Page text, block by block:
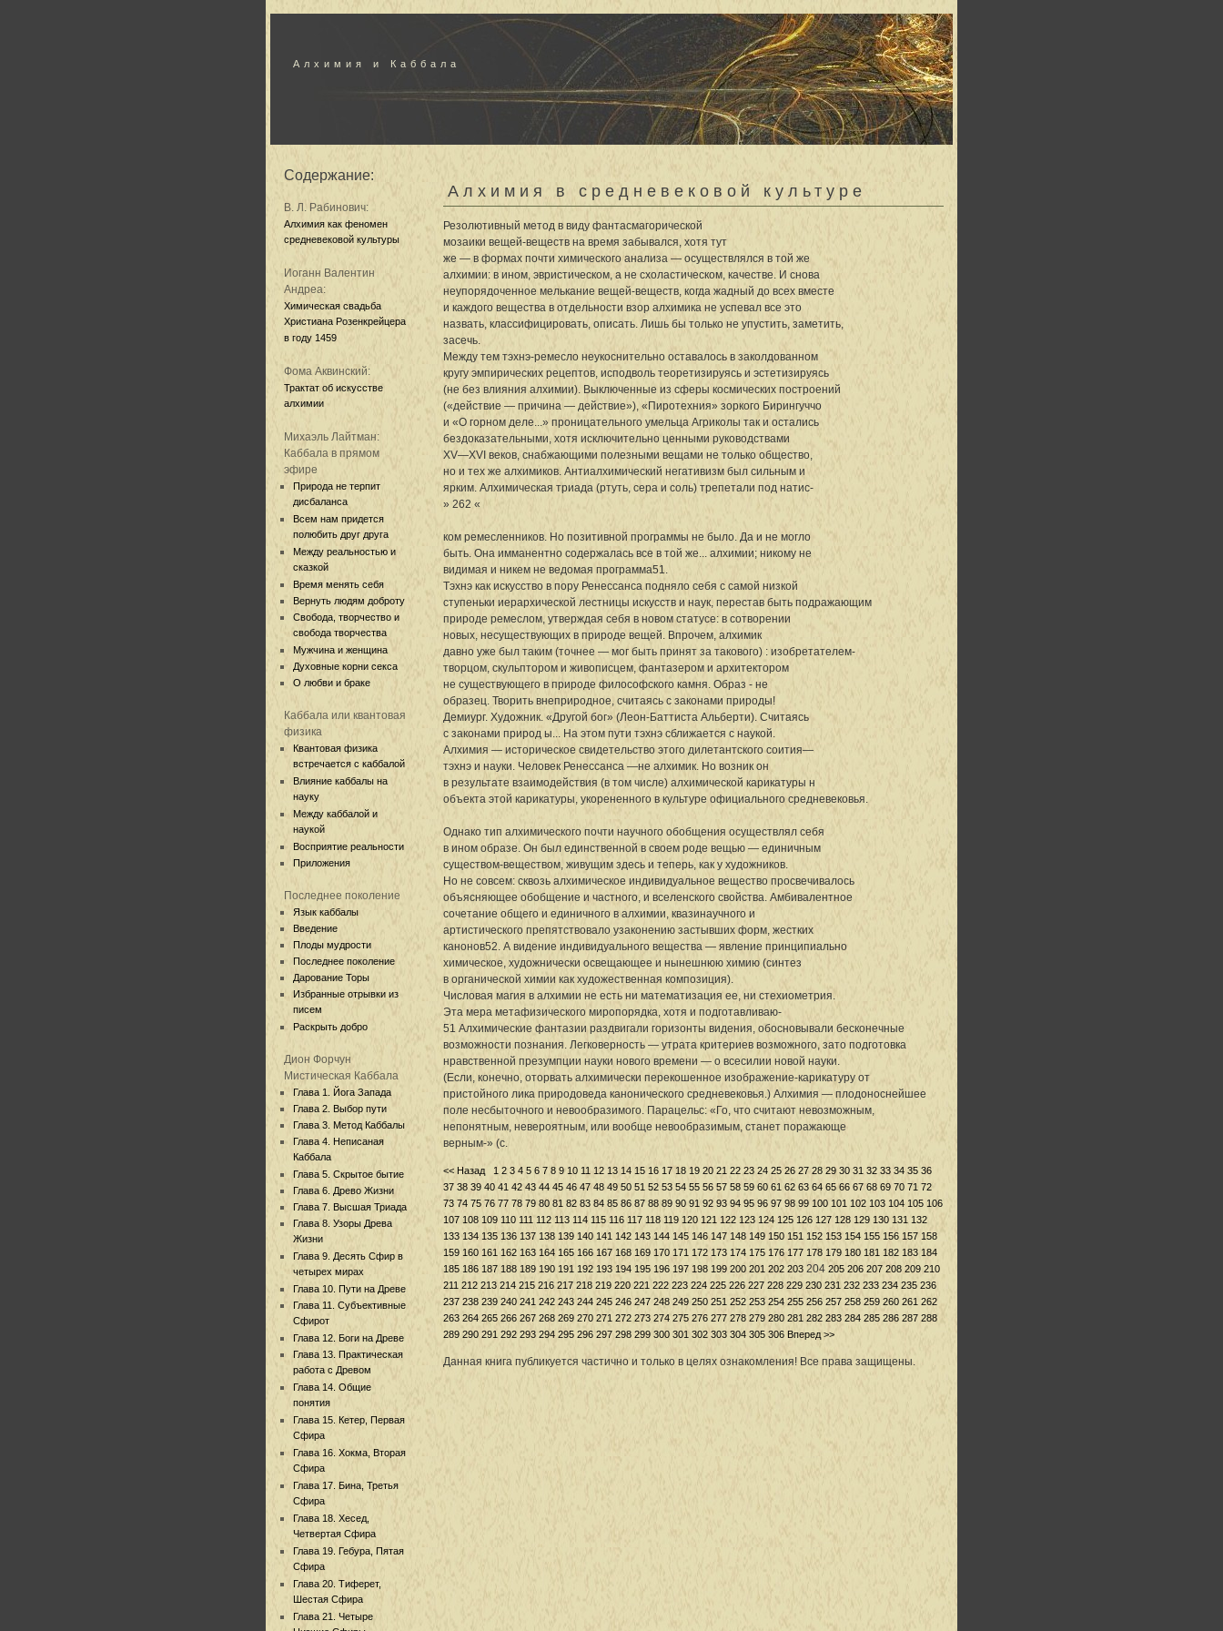
Алхимия и Каббала
Содержание:
В. Л. Рабинович:
Алхимия как феномен
средневековой культуры
Иоганн Валентин
Андреа:
Химическая свадьба
Христиана Розенкрейцера
в году 1459
Фома Аквинский:
Трактат об искусстве
алхимии
Михаэль Лайтман:
Каббала в прямом
эфире
Природа не терпит
дисбаланса
Всем нам придется
полюбить друг друга
Между реальностью и
сказкой
Время менять себя
Вернуть людям доброту
Свобода, творчество и
свобода творчества
Мужчина и женщина
Духовные корни секса
О любви и браке
Каббала или квантовая
физика
Квантовая физика
встречается с каббалой
Влияние каббалы на
науку
Между каббалой и
наукой
Восприятие реальности
Приложения
Последнее поколение
Язык каббалы
Введение
Плоды мудрости
Последнее поколение
Дарование Торы
Избранные отрывки из
писем
Раскрыть добро
Дион Форчун
Мистическая Каббала
Глава 1. Йога Запада
Глава 2. Выбор пути
Глава 3. Метод Каббалы
Глава 4. Неписаная
Каббала
Глава 5. Скрытое бытие
Глава 6. Древо Жизни
Глава 7. Высшая Триада
Глава 8. Узоры Древа
Жизни
Глава 9. Десять Сфир в
четырех мирах
Глава 10. Пути на Древе
Глава 11. Субъективные
Сфирот
Глава 12. Боги на Древе
Глава 13. Практическая
работа с Древом
Глава 14. Общие
понятия
Глава 15. Кетер, Первая
Сфира
Глава 16. Хокма, Вторая
Сфира
Глава 17. Бина, Третья
Сфира
Глава 18. Хесед,
Четвертая Сфира
Глава 19. Гебура, Пятая
Сфира
Глава 20. Тиферет,
Шестая Сфира
Глава 21. Четыре
Алхимия в средневековой культуре
Резолютивный метод в виду фантасмагорической
мозаики вещей-веществ на время забывался, хотя тут
же — в формах почти химического анализа — осуществлялся в той же
алхимии: в ином, эвристическом, а не схоластическом, качестве. И снова
неупорядоченное мелькание вещей-веществ, когда жадный до всех вместе
и каждого вещества в отдельности взор алхимика не успевал все это
назвать, классифицировать, описать. Лишь бы только не упустить, заметить,
засечь.
Между тем тэхнэ-ремесло неукоснительно оставалось в заколдованном
кругу эмпирических рецептов, исподволь теоретизируясь и эстетизируясь
(не без влияния алхимии). Выключенные из сферы космических построений
(«действие — причина — действие»), «Пиротехния» зоркого Бирингуччо
и «О горном деле...» проницательного умельца Агриколы так и остались
бездоказательными, хотя исключительно ценными руководствами
XV—XVI веков, снабжающими полезными вещами не только общество,
но и тех же алхимиков. Антиалхимический негативизм был сильным и
ярким. Алхимическая триада (ртуть, сера и соль) трепетали под натис-
» 262 «
ком ремесленников. Но позитивной программы не было. Да и не могло
быть. Она имманентно содержалась все в той же... алхимии; никому не
видимая и никем не ведомая программа51.
Тэхнэ как искусство в пору Ренессанса подняло себя с самой низкой
ступеньки иерархической лестницы искусств и наук, перестав быть подражающим
природе ремеслом, утверждая себя в новом статусе: в сотворении
новых, несуществующих в природе вещей. Впрочем, алхимик
давно уже был таким (точнее — мог быть принят за такового) : изобретателем-
творцом, скульптором и живописцем, фантазером и архитектором
не существующего в природе философского камня. Образ - не
образец. Творить внеприродное, считаясь с законами природы!
Демиург. Художник. «Другой бог» (Леон-Баттиста Альберти). Считаясь
с законами природ ы... На этом пути тэхнэ сближается с наукой.
Алхимия — историческое свидетельство этого дилетантского соития—
тэхнэ и науки. Человек Ренессанса —не алхимик. Но возник он
в результате взаимодействия (в том числе) алхимической карикатуры н
объекта этой карикатуры, укорененного в культуре официального средневековья.
Однако тип алхимического почти научного обобщения осуществлял себя
в ином образе. Он был единственной в своем роде вещью — единичным
существом-веществом, живущим здесь и теперь, как у художников.
Но не совсем: сквозь алхимическое индивидуальное вещество просвечивалось
объясняющее обобщение и частного, и вселенского свойства. Амбивалентное
сочетание общего и единичного в алхимии, квазинаучного и
артистического препятствовало узаконению застывших форм, жестких
канонов52. А видение индивидуального вещества — явление принципиально
химическое, художнически освещающее и нынешнюю химию (синтез
в органической химии как художественная композиция).
Числовая магия в алхимии не есть ни математизация ее, ни стехиометрия.
Эта мера метафизического миропорядка, хотя и подготавливаю-
51 Алхимические фантазии раздвигали горизонты видения, обосновывали бесконечные
возможности познания. Легковерность — утрата критериев возможного, зато подготовка
нравственной презумпции науки нового времени — о всесилии новой науки.
(Если, конечно, оторвать алхимически перекошенное изображение-карикатуру от
пристойного лика природоведа канонического средневековья.) Алхимия — плодоноснейшее
поле несбыточного и невообразимого. Парацельс: «Го, что считают невозможным,
непонятным, невероятным, или вообще невообразимым, станет поражающе
верным-» (с.
<< Назад 1 2 3 4 5 6 7 8 9 10 11 12 13 14 15 16 17 18 19 20 21 22 23 24 25 26 27 28 29 30 31 32 33 34 35 36
37 38 39 40 41 42 43 44 45 46 47 48 49 50 51 52 53 54 55 56 57 58 59 60 61 62 63 64 65 66 67 68 69 70 71 72
73 74 75 76 77 78 79 80 81 82 83 84 85 86 87 88 89 90 91 92 93 94 95 96 97 98 99 100 101 102 103 104 105 106
107 108 109 110 111 112 113 114 115 116 117 118 119 120 121 122 123 124 125 126 127 128 129 130 131 132
133 134 135 136 137 138 139 140 141 142 143 144 145 146 147 148 149 150 151 152 153 154 155 156 157 158
159 160 161 162 163 164 165 166 167 168 169 170 171 172 173 174 175 176 177 178 179 180 181 182 183 184
185 186 187 188 189 190 191 192 193 194 195 196 197 198 199 200 201 202 203 204 205 206 207 208 209 210
211 212 213 214 215 216 217 218 219 220 221 222 223 224 225 226 227 228 229 230 231 232 233 234 235 236
237 238 239 240 241 242 243 244 245 246 247 248 249 250 251 252 253 254 255 256 257 258 259 260 261 262
263 264 265 266 267 268 269 270 271 272 273 274 275 276 277 278 279 280 281 282 283 284 285 286 287 288
289 290 291 292 293 294 295 296 297 298 299 300 301 302 303 304 305 306 Вперед >>
Данная книга публикуется частично и только в целях ознакомления! Все права защищены.